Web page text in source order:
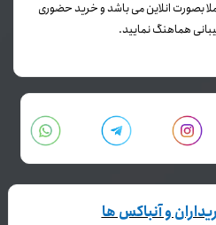
1399 - فروشگاه کاملا بصورت انلاین می باشد و خرید حضوری
هماهنگ نمایید.
و آنباکس ها